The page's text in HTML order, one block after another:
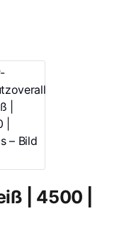
| 4500 |